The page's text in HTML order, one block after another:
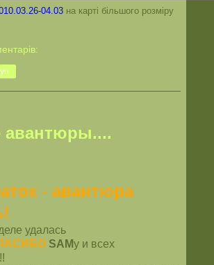
04.03 на карті більшого розміру
авантюры....
- авантюра
удалась
SAMу и всех